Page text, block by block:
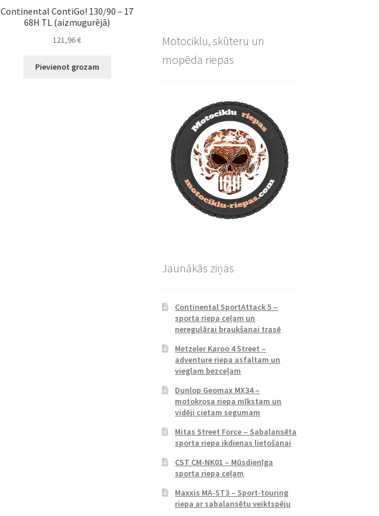
Continental ContiGo! 130/90 – 17
68H TL (aizmugurējā)
121,96€
Pievienot grozam
Motociklu, skūteru un
mopēda riepas
Jaunākās ziņas
Continental SportAttack 5 –
sporta riepa ceļam un
neregulārai braukšanai trasē
Metzeler Karoo 4 Street –
adventure riepa asfaltam un
vieglam bezceļam
Dunlop Geomax MX34 –
motokrosa riepa mīkstam un
vidēji cietam segumam
Mitas Street Force – Sabalansēta
sporta riepa ikdienas lietošanai
CST CM-NK01 – Mūsdienīga
sporta riepa ceļam
Maxxis MA-ST3 – Sport-touring
riepa ar sabalansētu veiktspēju